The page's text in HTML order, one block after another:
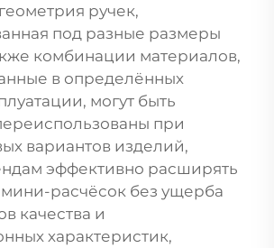
ручек,
под разные размеры
комбинации материалов,
в определённых
могут быть
при
вариантов изделий,
эффективно расширять
расчёсок без ущерба
качества и
характеристик,